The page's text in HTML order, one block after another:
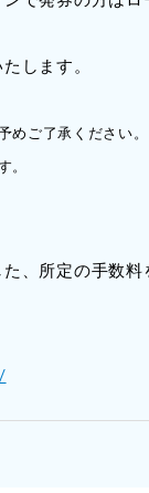
します。
めご了承ください。
。
、所定の手数料